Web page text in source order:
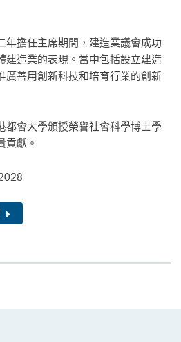
年擔任主席期間，建造業議會成功
建造業的表現。當中包括設立建造
廣善用創新科技和培育行業的創新
都會大學頒授榮譽社會科學博士學
貢獻。